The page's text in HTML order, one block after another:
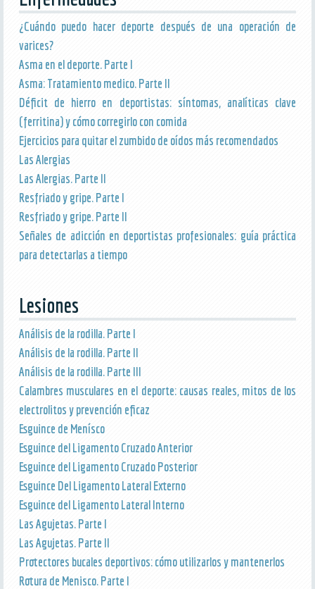
¿Cuándo puedo hacer deporte después de una operación de
varices?
Asma en el deporte. Parte I
Asma: Tratamiento medico. Parte II
Déficit de hierro en deportistas: síntomas, analíticas clave
(ferritina) y cómo corregirlo con comida
Ejercicios para quitar el zumbido de oídos más recomendados
Las Alergias
Las Alergias. Parte II
Resfriado y gripe. Parte I
Resfriado y gripe. Parte II
Señales de adicción en deportistas profesionales: guía práctica
para detectarlas a tiempo
Lesiones
Análisis de la rodilla. Parte I
Análisis de la rodilla. Parte II
Análisis de la rodilla. Parte III
Calambres musculares en el deporte: causas reales, mitos de los
electrolitos y prevención eficaz
Esguince de Menísco
Esguince del Ligamento Cruzado Anterior
Esguince del Ligamento Cruzado Posterior
Esguince Del Ligamento Lateral Externo
Esguince del Ligamento Lateral Interno
Las Agujetas. Parte I
Las Agujetas. Parte II
Protectores bucales deportivos: cómo utilizarlos y mantenerlos
Rotura de Menisco. Parte I